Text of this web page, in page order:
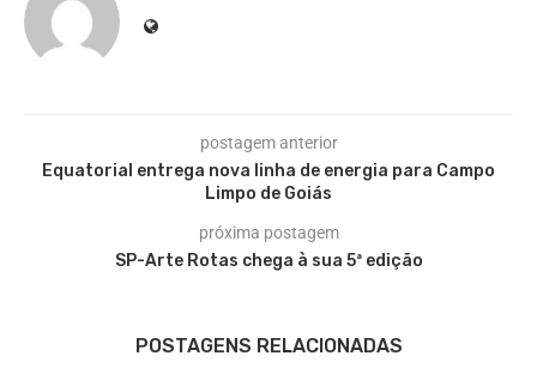
postagem anterior
Equatorial entrega nova linha de energia para Campo
Limpo de Goiás
próxima postagem
SP-Arte Rotas chega à sua 5ª edição
POSTAGENS RELACIONADAS